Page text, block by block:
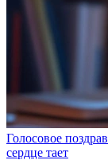
Голосовое
сердце тает